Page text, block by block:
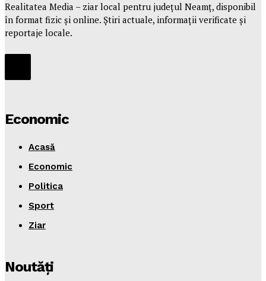
Realitatea Media – ziar local pentru județul Neamț, disponibil
în format fizic și online. Știri actuale, informații verificate și
reportaje locale.
Economic
Acasă
Economic
Politica
Sport
Ziar
Noutăţi